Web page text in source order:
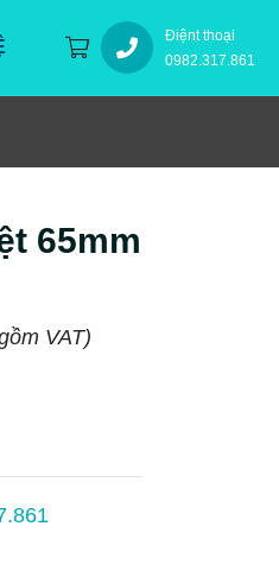
Điệnt thoại
0982.317.861
65mm
VAT)